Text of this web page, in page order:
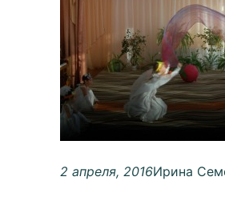
2 апреля, 2016Ирина